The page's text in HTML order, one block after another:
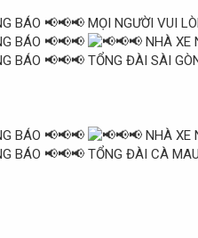
MỌI NGƯỜI VUI
TỔNG ĐÀI SÀI
TỔNG ĐÀI CÀ MAU